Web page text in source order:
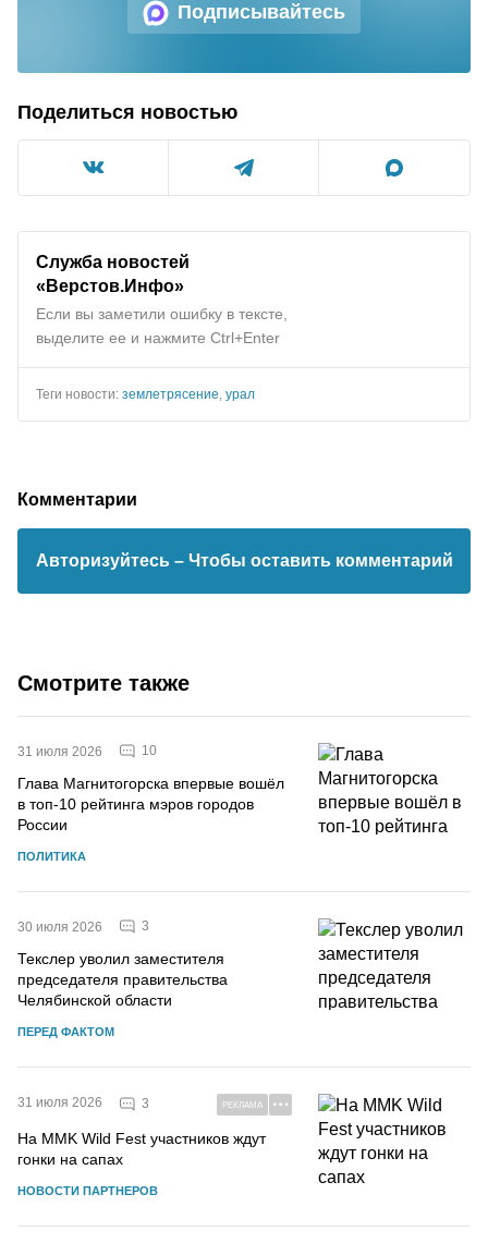
Подписывайтесь
Поделиться новостью
Служба новостей
«Верстов.Инфо»
Если вы заметили ошибку в тексте,
выделите ее и нажмите Ctrl+Enter
Теги новости: землетрясение урал
Комментарии
Авторизуйтесь – Чтобы оставить комментарий
Смотрите также
31 июля 2026 10
Глава Магнитогорска впервые вошёл
в топ-10 рейтинга мэров городов
России
ПОЛИТИКА
30 июля 2026 3
Текслер уволил заместителя
председателя правительства
Челябинской области
ПЕРЕД ФАКТОМ
31 июля 2026 3 РЕКЛАМА
На MMK Wild Fest участников ждут
гонки на сапах
НОВОСТИ ПАРТНЕРОВ